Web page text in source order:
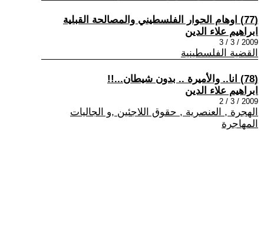
(77) اوهام الحوار الفلسطيني والمصالحة القبلية
ابراهيم علاء الدين
2009 / 3 / 3
القضية الفلسطينية
(78) انا.. والأميرة .. بدون شيطان...!!
ابراهيم علاء الدين
2009 / 3 / 2
الهجرة , العنصرية , حقوق اللاجئين ,و الجاليات
المهاجرة